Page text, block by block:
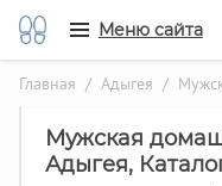
Меню сайта
Главная / Адыгея /
Мужская
Адыгея,